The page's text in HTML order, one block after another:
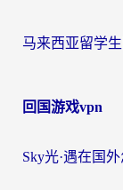
回国游戏vpn